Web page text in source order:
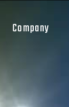
Company